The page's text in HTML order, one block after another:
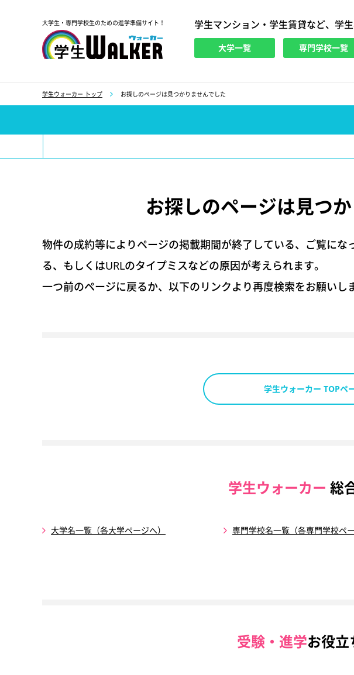
大学生・専門学校生のための進学準備サイト！ 学生マンション・学生賃貸など、学
大学一覧 専門学校一覧
学生ウォーカー トップ お探しのページは見つかりませんでした
お探しのページは見つ
物件の成約等によりページの掲載期間が終了している、ご覧に
る、もしくはURLのタイプミスなどの原因が考えられます。
一つ前のページに戻るか、以下のリンクより再度検索をお願いし
学生ウォーカー TOPペ
学生ウォーカー 総
大学名一覧（各大学ページへ） 専門学校名一覧（各専門学校ペー
受験・進学お役立